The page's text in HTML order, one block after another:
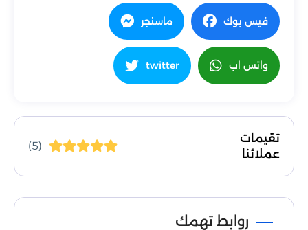
فيس بوك ماسنجر
واتس اب twitter
تقيمات
عملائنا
(5)
روابط تهمك